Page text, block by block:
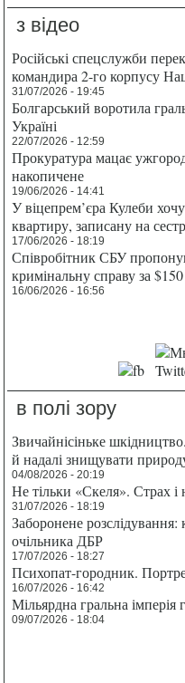
з відео
Російські спецслужби
командира 2-го корпусу
31/07/2026 - 19:45
Болгарський воротила
Україні
22/07/2026 - 12:59
Прокуратура мацає
накопичене
19/06/2026 - 14:41
У віцепрем’єра Кулеби
квартиру, записану на
17/06/2026 - 18:19
Співробітник СБУ
кримінальну справу за
16/06/2026 - 16:56
в полі зору
Звичайнісіньке
й надалі знищувати
04/08/2026 - 20:19
Не тільки «Скеля». Страх
31/07/2026 - 18:19
Заборонене
очільника ДБР
17/07/2026 - 18:27
Психопат-городник.
16/07/2026 - 16:42
Мільярдна гральна
09/07/2026 - 18:04